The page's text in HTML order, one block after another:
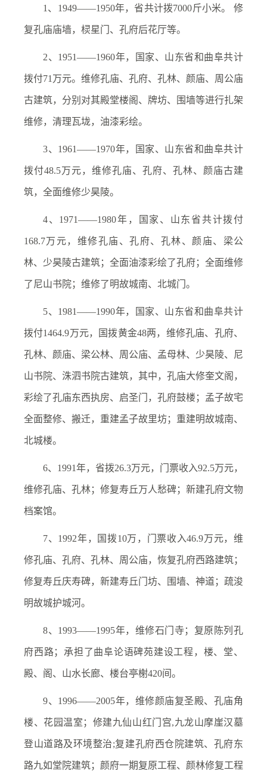
1、1949——1950年，省共计拨7000斤小米。 修
复孔庙庙墙，棂星门、孔府后花厅等。
2、1951——1960年，国家、山东省和曲阜共计
拨付71万元。维修孔庙、孔府、孔林、颜庙、周公庙
古建筑，分别对其殿堂楼阁、牌坊、围墙等进行扎架
维修，清理瓦垅，油漆彩绘。
3、1961——1970年，国家、山东省和曲阜共计
拨付48.5万元，维修孔庙、孔府、孔林、颜庙古建
筑，全面维修少昊陵。
4、1971——1980年，国家、山东省共计拨付
168.7万元，维修孔庙、孔府、孔林、颜庙、梁公
林、少昊陵古建筑；全面油漆彩绘了孔府；全面维修
了尼山书院；维修了明故城南、北城门。
5、1981——1990年，国家、山东省和曲阜共计
拨付1464.9万元，国拨黄金48两，维修孔庙、孔府、
孔林、颜庙、梁公林、周公庙、孟母林、少昊陵、尼
山书院、洙泗书院古建筑，其中，孔庙大修奎文阁，
彩绘了孔庙东西执房、启圣门，孔府鼓楼；孟子故宅
全面整修、搬迁，重建孟子故里坊；重建明故城南、
北城楼。
6、1991年，省拨26.3万元，门票收入92.5万元，
维修孔庙、孔林；修复寿丘万人愁碑；新建孔府文物
档案馆。
7、1992年，国拨10万，门票收入46.9万元，维
修孔庙、孔府、孔林、周公庙，恢复孔府西路建筑；
修复寿丘庆寿碑，新建寿丘门坊、围墙、神道；疏浚
明故城护城河。
8、1993——1995年，维修石门寺；复原陈列孔
府西路；承担了曲阜论语碑苑建设工程，楼、堂、
殿、阁、山水长廊、楼台亭榭420间。
9、1996——2005年，维修颜庙复圣殿、孔庙角
楼、花园温室；修建九仙山红门宫,九龙山摩崖汉墓
登山道路及环境整治;复建孔府西仓院建筑、孔府东
路九如堂院建筑；颜府一期复原工程、颜林修复工程